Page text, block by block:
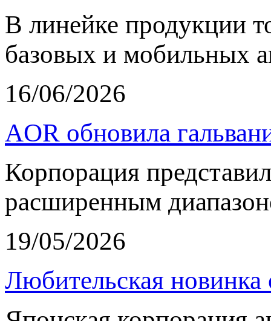
В линейке продукции
базовых и мобильных
16/06/2026
AOR обновила
Корпорация
расширенным
19/05/2026
Любительская новинка